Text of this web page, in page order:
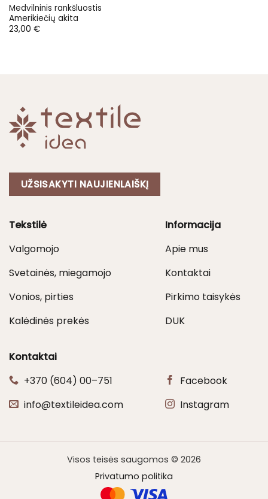
Medvilninis rankšluostis
Amerikiečių akita
23,00 €
UŽSISAKYTI NAUJIENLAIŠKĮ
Tekstilė
Valgomojo
Svetainės, miegamojo
Vonios, pirties
Kalėdinės prekės
Informacija
Apie mus
Kontaktai
Pirkimo taisykės
DUK
Kontaktai
+370 (604) 00–751
info@textileidea.com
Facebook
Instagram
Visos teisės saugomos © 2026
Privatumo politika